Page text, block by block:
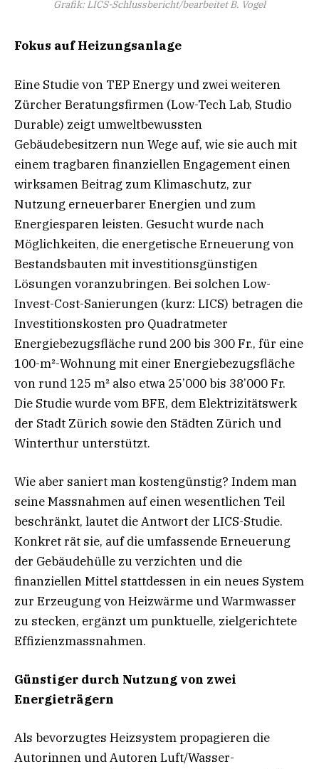
Grafik: LICS-Schlussbericht/bearbeitet B. Vogel
Fokus auf Heizungsanlage
Eine Studie von TEP Energy und zwei weiteren
Zürcher Beratungsfirmen (Low-Tech Lab, Studio
Durable) zeigt umweltbewussten
Gebäudebesitzern nun Wege auf, wie sie auch mit
einem tragbaren finanziellen Engagement einen
wirksamen Beitrag zum Klimaschutz, zur
Nutzung erneuerbarer Energien und zum
Energiesparen leisten. Gesucht wurde nach
Möglichkeiten, die energetische Erneuerung von
Bestandsbauten mit investitionsgünstigen
Lösungen voranzubringen. Bei solchen Low-
Invest-Cost-Sanierungen (kurz: LICS) betragen die
Investitionskosten pro Quadratmeter
Energiebezugsfläche rund 200 bis 300 Fr., für eine
100-m²-Wohnung mit einer Energiebezugsfläche
von rund 125 m² also etwa 25’000 bis 38’000 Fr.
Die Studie wurde vom BFE, dem Elektrizitätswerk
der Stadt Zürich sowie den Städten Zürich und
Winterthur unterstützt.
Wie aber saniert man kostengünstig? Indem man
seine Massnahmen auf einen wesentlichen Teil
beschränkt, lautet die Antwort der LICS-Studie.
Konkret rät sie, auf die umfassende Erneuerung
der Gebäudehülle zu verzichten und die
finanziellen Mittel stattdessen in ein neues System
zur Erzeugung von Heizwärme und Warmwasser
zu stecken, ergänzt um punktuelle, zielgerichtete
Effizienzmassnahmen.
Günstiger durch Nutzung von zwei
Energieträgern
Als bevorzugtes Heizsystem propagieren die
Autorinnen und Autoren Luft/Wasser-